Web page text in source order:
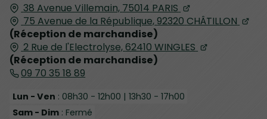
38 Avenue Villemain, 75014 PARIS
75 Avenue de la République,92320 CHÂTILLON
(Réception de marchandise)
2 Rue de l'Electrolyse,62410 WINGLES
(Réception de marchandise)
09 70 35 18 89
Lun - Ven : 08h30 - 12h00 | 13h30 - 17h00
Sam - Dim: Fermé